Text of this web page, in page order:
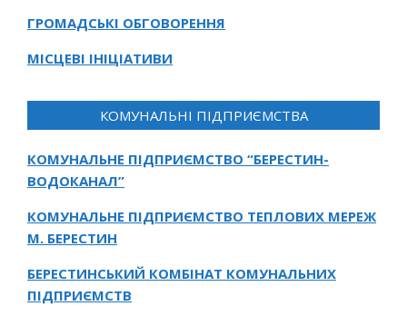
ГРОМАДСЬКІ ОБГОВОРЕННЯ
МІСЦЕВІ ІНІЦІАТИВИ
КОМУНАЛЬНІ ПІДПРИЄМСТВА
КОМУНАЛЬНЕ ПІДПРИЄМСТВО “БЕРЕСТИН-
ВОДОКАНАЛ”
КОМУНАЛЬНЕ ПІДПРИЄМСТВО ТЕПЛОВИХ МЕРЕЖ
М. БЕРЕСТИН
БЕРЕСТИНСЬКИЙ КОМБІНАТ КОМУНАЛЬНИХ
ПІДПРИЄМСТВ